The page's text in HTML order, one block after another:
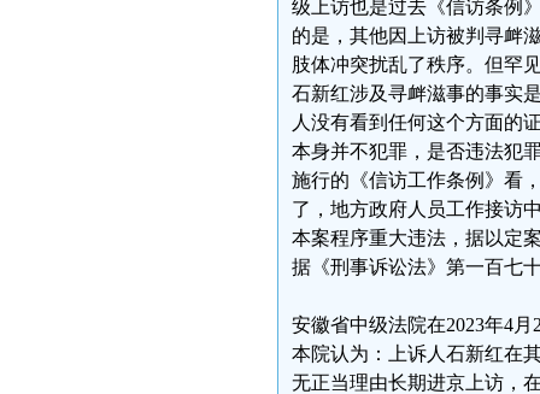
级上访也是过去《信访条例
的是，其他因上访被判寻衅
肢体冲突扰乱了秩序。但罕
石新红涉及寻衅滋事的事实
人没有看到任何这个方面的
本身并不犯罪，是否违法犯
施行的《信访工作条例》看
了，地方政府人员工作接访
本案程序重大违法，据以定
据《刑事诉讼法》第一百七
安徽省中级法院在2023年4
本院认为：上诉人石新红在
无正当理由长期进京上访，